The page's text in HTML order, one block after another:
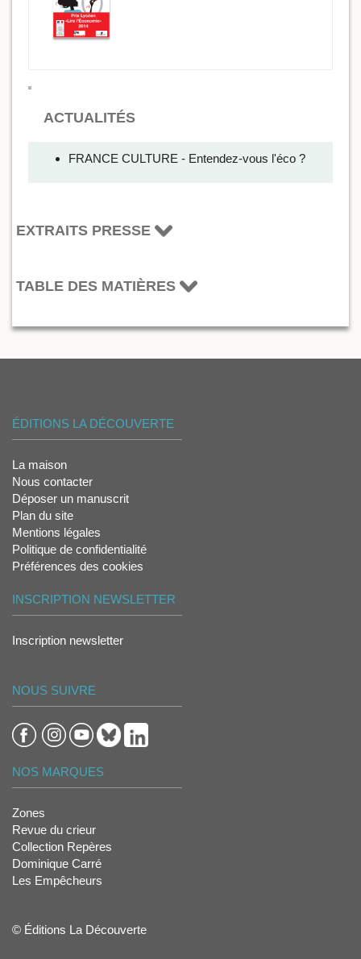
ACTUALITÉS
FRANCE CULTURE - Entendez-vous l'éco ?
EXTRAITS PRESSE
TABLE DES MATIÈRES
ÉDITIONS LA DÉCOUVERTE
La maison
Nous contacter
Déposer un manuscrit
Plan du site
Mentions légales
Politique de confidentialité
Préférences des cookies
INSCRIPTION NEWSLETTER
Inscription newsletter
NOUS SUIVRE
NOS MARQUES
Zones
Revue du crieur
Collection Repères
Dominique Carré
Les Empêcheurs
© Éditions La Découverte